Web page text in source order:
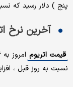
پنج ) دلار رسید که نسبت به روز
آخرین نرخ
قیمت اتریوم
نسبت به روز قبل ، افزایش ۱.۱۹ درصدی